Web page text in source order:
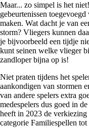
Maar... zo simpel is het
gebeurtenissen
maken. Wat dacht je van
storm? Vliegers kunnen
je bijvoorbeeld een tijdje
kunt seinen welke vlieger
zandloper bijna op is!
Niet praten tijdens het
aankondigen van stormen
van andere spelers extra
medespelers dus goed in
heeft in 2023 de verkiezing
categorie Familiespellen tot